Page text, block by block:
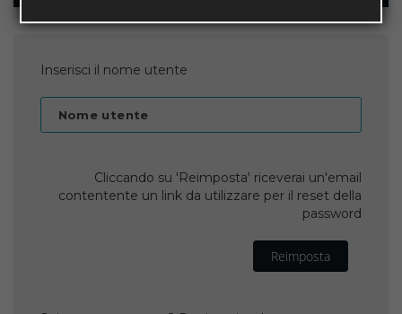
Inserisci il nome utente
Nome utente
Cliccando su 'Reimposta' riceverai un'email
contentente un link da utilizzare per il reset della
password
Reimposta